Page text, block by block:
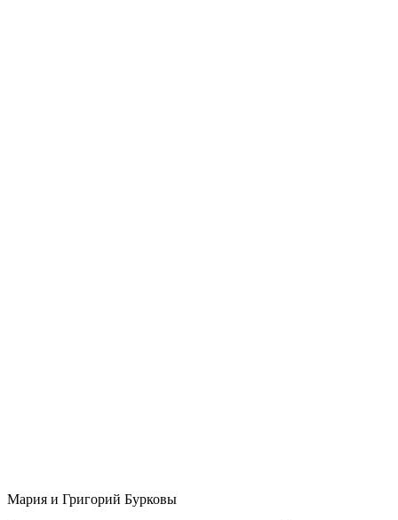
Мария и Григорий Бурковы